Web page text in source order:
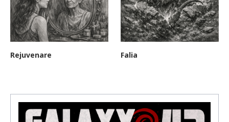
Rejuvenare Falia